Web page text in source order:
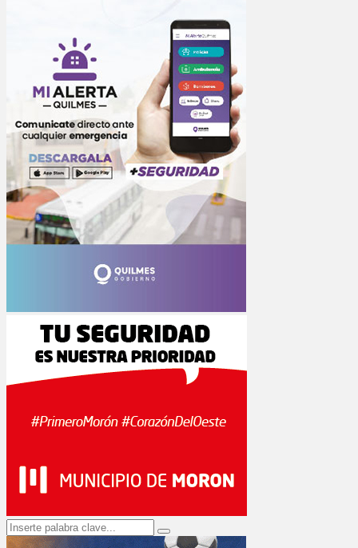
Search
for:
Search